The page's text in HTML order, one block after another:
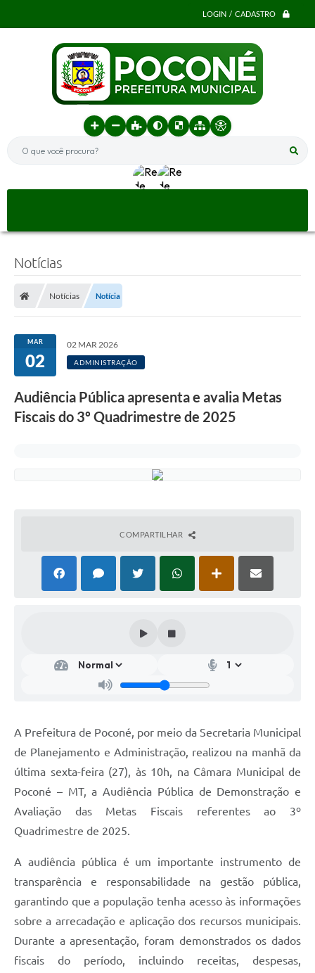
LOGIN / CADASTRO
O que você procura?
Notícias
Notícias Notícia
MAR
02
02 MAR 2026
ADMINISTRAÇÃO
Audiência Pública apresenta e avalia Metas
Fiscais do 3º Quadrimestre de 2025
COMPARTILHAR
A Prefeitura de Poconé, por meio da Secretaria Municipal
de Planejamento e Administração, realizou na manhã da
última sexta-feira (27), às 10h, na Câmara Municipal de
Poconé – MT, a Audiência Pública de Demonstração e
Avaliação das Metas Fiscais referentes ao 3º
Quadrimestre de 2025.
A audiência pública é um importante instrumento de
transparência e responsabilidade na gestão pública,
garantindo que a população tenha acesso às informações
sobre a arrecadação e aplicação dos recursos municipais.
Durante a apresentação, foram demonstrados os dados
fiscais do período, incluindo receitas, despesas,